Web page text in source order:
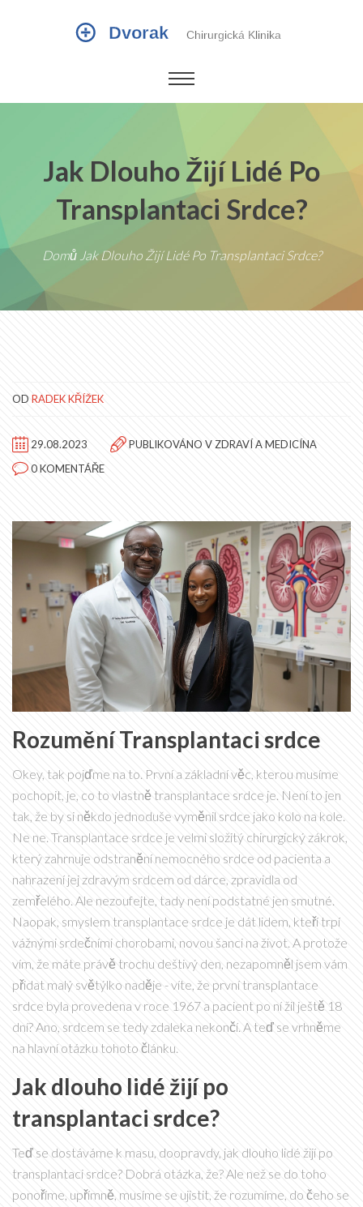
Jak Dlouho Žijí Lidé Po
Transplantaci Srdce?
Domů Jak Dlouho Žijí Lidé Po Transplantaci Srdce?
OD RADEK KŘÍŽEK
29.08.2023 PUBLIKOVÁNO V ZDRAVÍ A MEDICÍNA
0 KOMENTÁŘE
Rozumění Transplantaci srdce
Okey, tak pojďme na to. První a základní věc, kterou musíme
pochopit, je, co to vlastně transplantace srdce je. Není to jen
tak, že by si někdo jednoduše vyměnil srdce jako kolo na kole.
Ne ne. Transplantace srdce je velmi složitý chirurgický zákrok,
který zahrnuje odstranění nemocného srdce od pacienta a
nahrazení jej zdravým srdcem od dárce, zpravidla od
zemřelého. Ale nezoufejte, tady není podstatné jen smutné.
Naopak, smyslem transplantace srdce je dát lidem, kteří trpí
vážnými srdečními chorobami, novou šanci na život. A protože
vím, že máte právě trochu deštivý den, nezapomněl jsem vám
přidat malý světýlko naděje - víte, že první transplantace
srdce byla provedena v roce 1967 a pacient po ní žil ještě 18
dní? Ano, srdcem se tedy zdaleka nekončí. A teď se vrhněme
na hlavní otázku tohoto článku.
Jak dlouho lidé žijí po
transplantaci srdce?
Teď se dostáváme k masu, doopravdy, jak dlouho lidé žijí po
transplantaci srdce? Dobrá otázka, že? Ale než se do toho
ponoříme, upřímně, musíme se ujistit, že rozumíme, do čeho se